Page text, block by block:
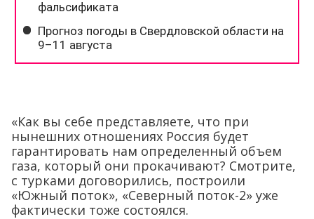
«Как вы себе представляете, что при
нынешних отношениях Россия будет
гарантировать нам определенный объем
газа, который они прокачивают? Смотрите,
с турками договорились, построили
«Южный поток», «Северный поток-2» уже
фактически тоже состоялся.